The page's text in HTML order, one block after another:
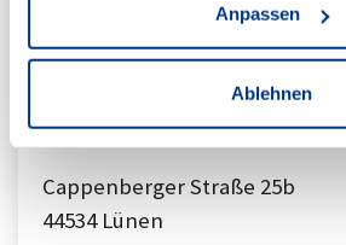
Anpassen
Ablehnen
BMW Lünen
Cappenberger Straße 25b
44534 Lünen